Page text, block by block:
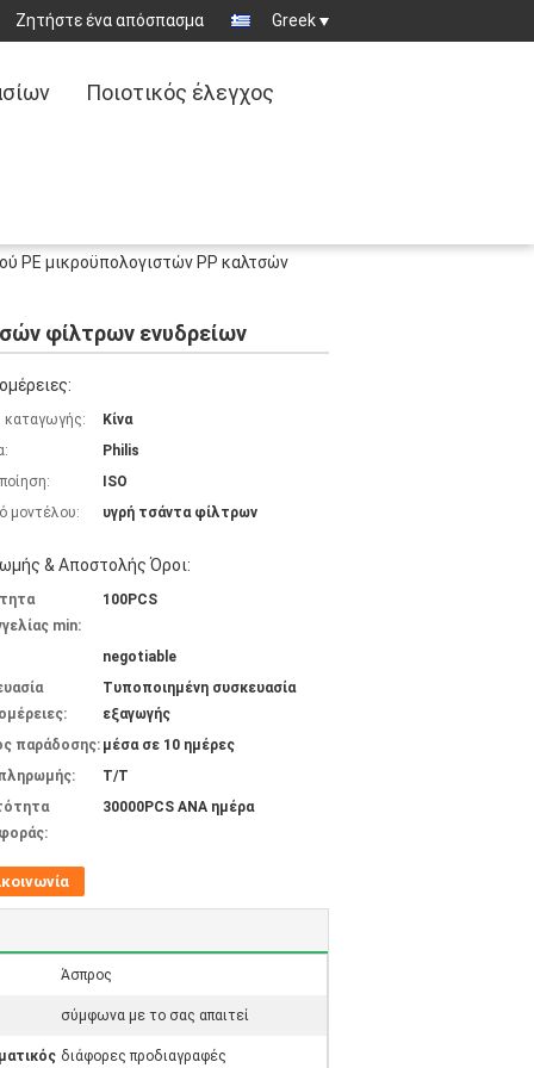
Ζητήστε ένα απόσπασμα Greek
Ποιοτικός έλεγχος
PE μικροϋπολογιστών PP καλτσών
φίλτρων ενυδρείων
καταγωγής:
Κίνα
Philis
ISO
μοντέλου:
υγρή τσάντα φίλτρων
& Αποστολής Όροι:
min:
100PCS
negotiable
Τυποποιημένη συσκευασία
εξαγωγής
παράδοσης: μέσα σε 10 ημέρες
T/T
30000PCS ΑΝΑ ημέρα
Άσπρος
σύμφωνα με το σας απαιτεί
διάφορες προδιαγραφές